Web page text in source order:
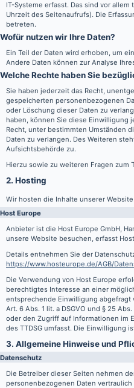
IT-Systeme erfasst. Das sind vor
Uhrzeit des Seitenaufrufs). Die
betreten.
Wofür nutzen wir Ihre Daten?
Ein Teil der Daten wird erhoben, um
Andere Daten können zur Analyse
Welche Rechte haben Sie
Sie haben jederzeit das Recht,
gespeicherten personenbezogenen
oder Löschung dieser Daten zu
haben, können Sie diese Einwilligung
Recht, unter bestimmten Umständen
Daten zu verlangen. Des Weiteren
Aufsichtsbehörde zu.
Hierzu sowie zu weiteren Fragen zum
2. Hosting
Wir hosten die Inhalte unserer
Host Europe
Anbieter ist die Host Europe GmbH,
unsere Website besuchen, erfasst
Details entnehmen Sie der
https://www.hosteurope.de/AGB/
Die Verwendung von Host Europe
berechtigtes Interesse an einer
entsprechende Einwilligung abgefragt
Art. 6 Abs. 1 lit. a DSGVO und § 25
oder den Zugriff auf Informationen im
des TTDSG umfasst. Die Einwilligung
3. Allgemeine Hinweise und
Datenschutz
Die Betreiber dieser Seiten nehmen
personenbezogenen Daten